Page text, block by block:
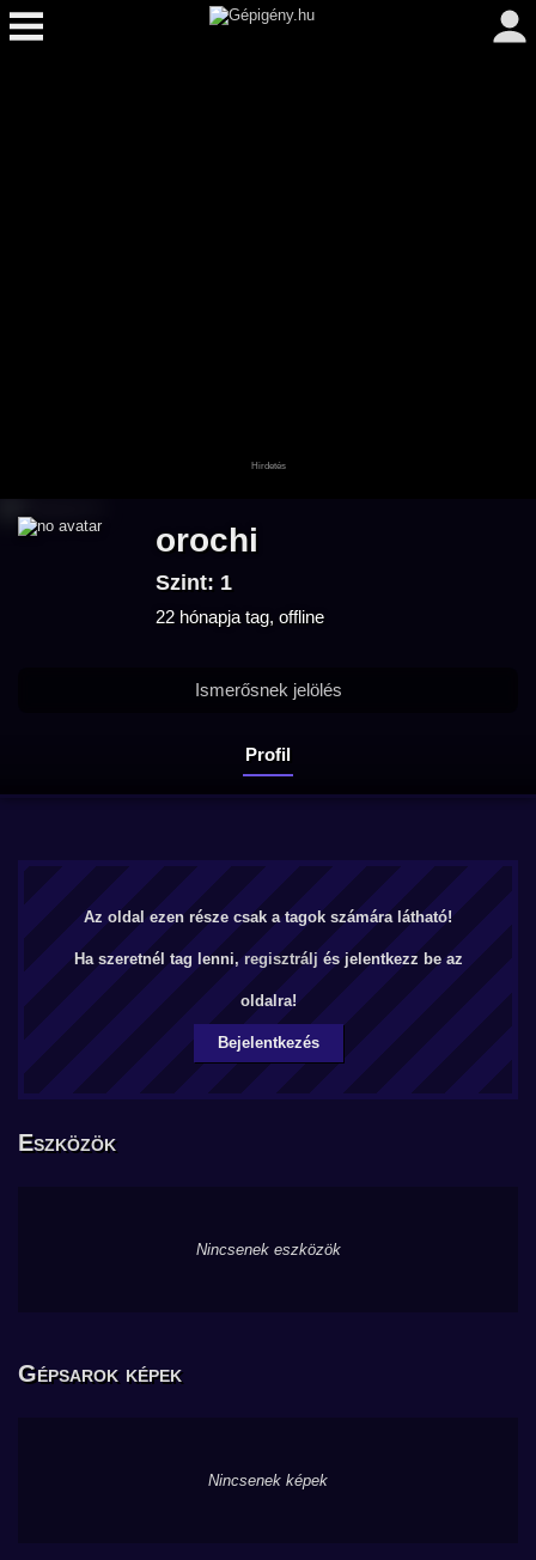
orochi
Szint: 1
22 hónapja tag, offline
Profil
Ismerősnek jelölés
Az oldal ezen része csak a tagok számára látható!
Ha szeretnél tag lenni, regisztrálj és jelentkezz be az
oldalra!
Bejelentkezés
Eszközök
Nincsenek eszközök
Gépsarok képek
Nincsenek képek